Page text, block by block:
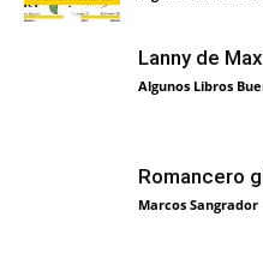
Lanny de
Algunos Libros
Romancero
Marcos Sangrador